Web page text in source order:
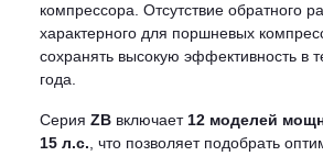
компрессора. Отсутствие обратного
характерного для поршневых
сохранять высокую эффективность в
года.
Серия ZB включает 12 моделей
15 л.с. , что позволяет подобрать